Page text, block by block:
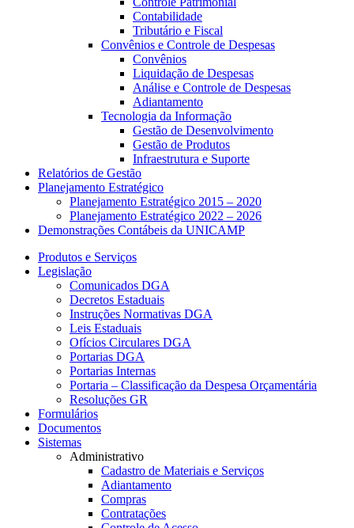
Contabilidade
Tributário e Fiscal
Convênios e Controle de Despesas
Convênios
Liquidação de Despesas
Análise e Controle de Despesas
Adiantamento
Tecnologia da Informação
Gestão de Desenvolvimento
Gestão de Produtos
Infraestrutura e Suporte
Relatórios de Gestão
Planejamento Estratégico
Planejamento Estratégico 2015 – 2020
Planejamento Estratégico 2022 – 2026
Demonstrações Contábeis da UNICAMP
Produtos e Serviços
Legislação
Comunicados DGA
Decretos Estaduais
Instruções Normativas DGA
Leis Estaduais
Ofícios Circulares DGA
Portarias DGA
Portarias Internas
Portaria – Classificação da Despesa Orçamentária
Resoluções GR
Formulários
Documentos
Sistemas
Administrativo
Cadastro de Materiais e Serviços
Adiantamento
Compras
Contratações